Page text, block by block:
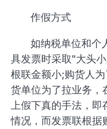
作假方式
如纳税单位和个
具发票时采取"大头
根联金额小;购货人
货单位为了拉业务，
上假下真的手法，
情况，而发票联根据